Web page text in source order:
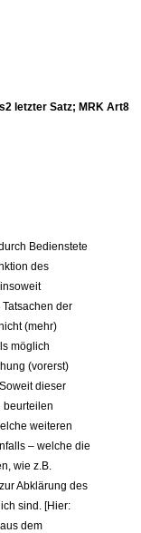
letzter Satz; MRK Art8
Bedienstete
des
der
(mehr)
möglich
(vorerst)
dieser
beurteilen
weiteren
– welche die
wie z.B.
Abklärung des
sind. [Hier:
dem